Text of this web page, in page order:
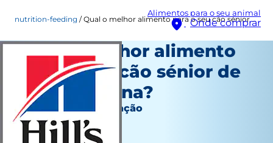
Alimentos para o seu animal
Onde comprar
nutrition-feeding Qual o melhor alimento para o seu cão sénior de raça pequena?
Qual o melhor alimento
para o seu cão sénior de
raça pequena?
Nutrição e alimentação
Autor da equipe